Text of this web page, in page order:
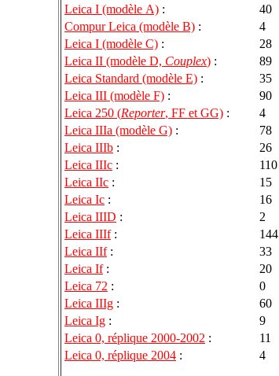
Leica I (modèle A) :
40
Compur Leica (modèle B) :
4
Leica I (modèle C) :
28
Leica II (modèle D, Couplex) :
89
Leica Standard (modèle E) :
35
Leica III (modèle F) :
90
Leica 250 (Reporter, FF et GG) :
4
Leica IIIa (modèle G) :
78
Leica IIIb :
26
Leica IIIc :
110
Leica IIc :
15
Leica Ic :
16
Leica IIID :
2
Leica IIIf:
144
Leica IIf:
33
Leica If:
20
Leica 72 :
0
Leica IIIg :
60
Leica Ig :
9
Leica 0, réplique 2000-2002 :
11
Leica 0, réplique 2004 : 4